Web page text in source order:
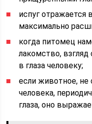
испуг отражается
максимально
когда питомец
лакомство,
в глаза человеку;
если животное, не
человека,
глаза, оно